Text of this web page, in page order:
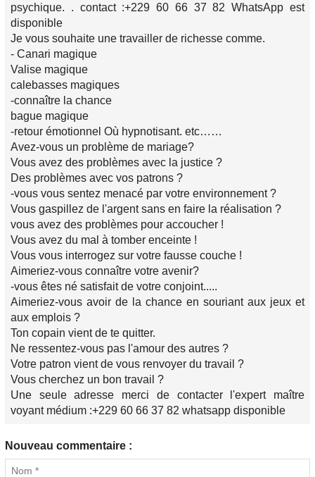
psychique. . contact :+229 60 66 37 82 WhatsApp est
disponible
Je vous souhaite une travailler de richesse comme.
- Canari magique
Valise magique
calebasses magiques
-connaître la chance
bague magique
-retour émotionnel Où hypnotisant. etc……
Avez-vous un problème de mariage?
Vous avez des problèmes avec la justice ?
Des problèmes avec vos patrons ?
-vous vous sentez menacé par votre environnement ?
Vous gaspillez de l'argent sans en faire la réalisation ?
vous avez des problèmes pour accoucher !
Vous avez du mal à tomber enceinte !
Vous vous interrogez sur votre fausse couche !
Aimeriez-vous connaître votre avenir?
-vous êtes né satisfait de votre conjoint.....
Aimeriez-vous avoir de la chance en souriant aux jeux et
aux emplois ?
Ton copain vient de te quitter.
Ne ressentez-vous pas l'amour des autres ?
Votre patron vient de vous renvoyer du travail ?
Vous cherchez un bon travail ?
Une seule adresse merci de contacter l'expert maître
voyant médium :+229 60 66 37 82 whatsapp disponible
Nouveau commentaire :